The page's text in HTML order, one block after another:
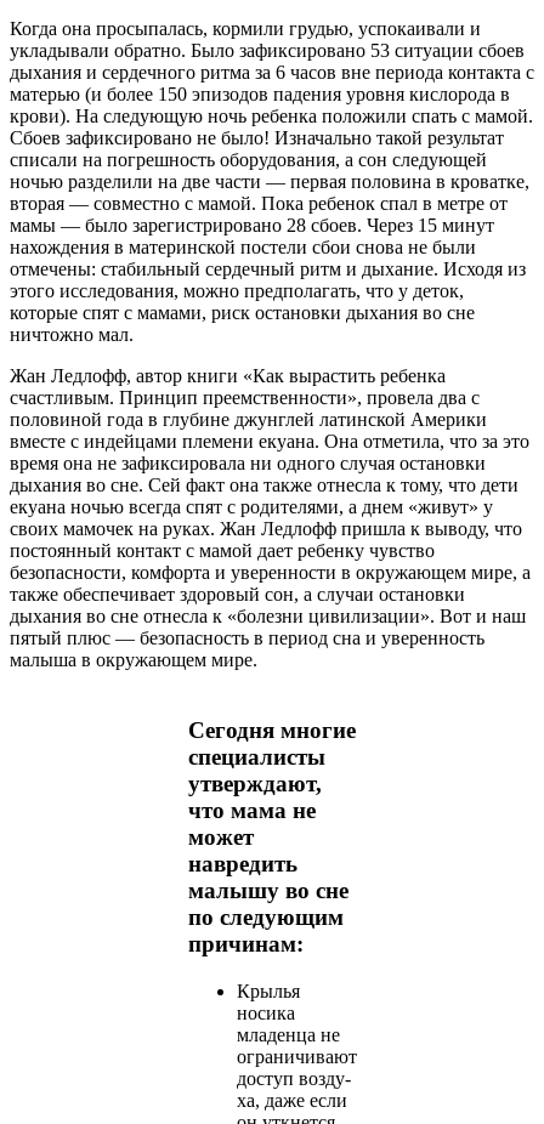
Когда она просыпалась, кормили грудью, успокаивали и
укладывали обратно. Было зафиксировано 53 ситуации сбоев
дыхания и сердечного ритма за 6 часов вне периода контакта с
матерью (и более 150 эпизодов падения уровня кислорода в
крови). На следующую ночь ребенка положили спать с мамой.
Сбоев зафиксировано не было! Изначально такой результат
списали на погрешность оборудования, а сон следующей
ночью разделили на две части — первая половина в кроватке,
вторая — совместно с мамой. Пока ребенок спал в метре от
мамы — было зарегистрировано 28 сбоев. Через 15 минут
нахождения в материнской постели сбои снова не были
отмечены: стабильный сердечный ритм и дыхание. Исходя из
этого исследования, можно предполагать, что у деток,
которые спят с мамами, риск остановки дыхания во сне
ничтожно мал.
Жан Ледлофф, автор книги «Как вырастить ребенка
счастливым. Принцип преемственности», провела два с
половиной года в глубине джунглей латинской Америки
вместе с индейцами племени екуана. Она отметила, что за это
время она не зафиксировала ни одного случая остановки
дыхания во сне. Сей факт она также отнесла к тому, что дети
екуана ночью всегда спят с родителями, а днем «живут» у
своих мамочек на руках. Жан Ледлофф пришла к выводу, что
постоянный контакт с мамой дает ребенку чувство
безопасности, комфорта и уверенности в окружающем мире, а
также обеспечивает здоровый сон, а случаи остановки
дыхания во сне отнесла к «болезни цивилизации». Вот и наш
пятый плюс — безопасность в период сна и уверенность
малыша в окружающем мире.
Сегодня многие
специалисты
утверждают,
что мама не
может
навредить
малышу во сне
по следующим
причинам:
Крылья
носика
младенца не
ограничивают
доступ возду­
ха, даже если